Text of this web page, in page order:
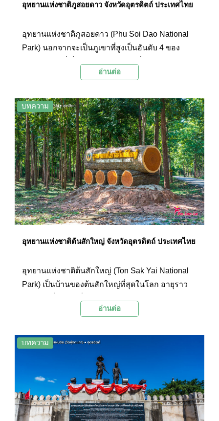
อุทยานแห่งชาติภูสอยดาว จังหวัดอุตรดิตถ์ ประเทศไทย
อุทยานแห่งชาติภูสอยดาว (Phu Soi Dao National
Park) นอกจากจะเป็นภูเขาที่สูงเป็นอันดับ 4 ของ
และสวยงาม ยังได้ชื่อว่าเป็นแหล่งชมทุ่งดอกหงอน
อ่านต่อ
บทความ
อุทยานแห่งชาติต้นสักใหญ่ จังหวัดอุตรดิตถ์ ประเทศไทย
อุทยานแห่งชาติต้นสักใหญ่ (Ton Sak Yai National
Park) เป็นบ้านของต้นสักใหญ่ที่สุดในโลก อายุราว
อ่านต่อ
บทความ